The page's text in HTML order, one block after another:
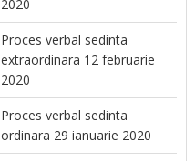
2020
Proces verbal sedinta
extraordinara 12 februarie
2020
Proces verbal sedinta
ordinara 29 ianuarie 2020